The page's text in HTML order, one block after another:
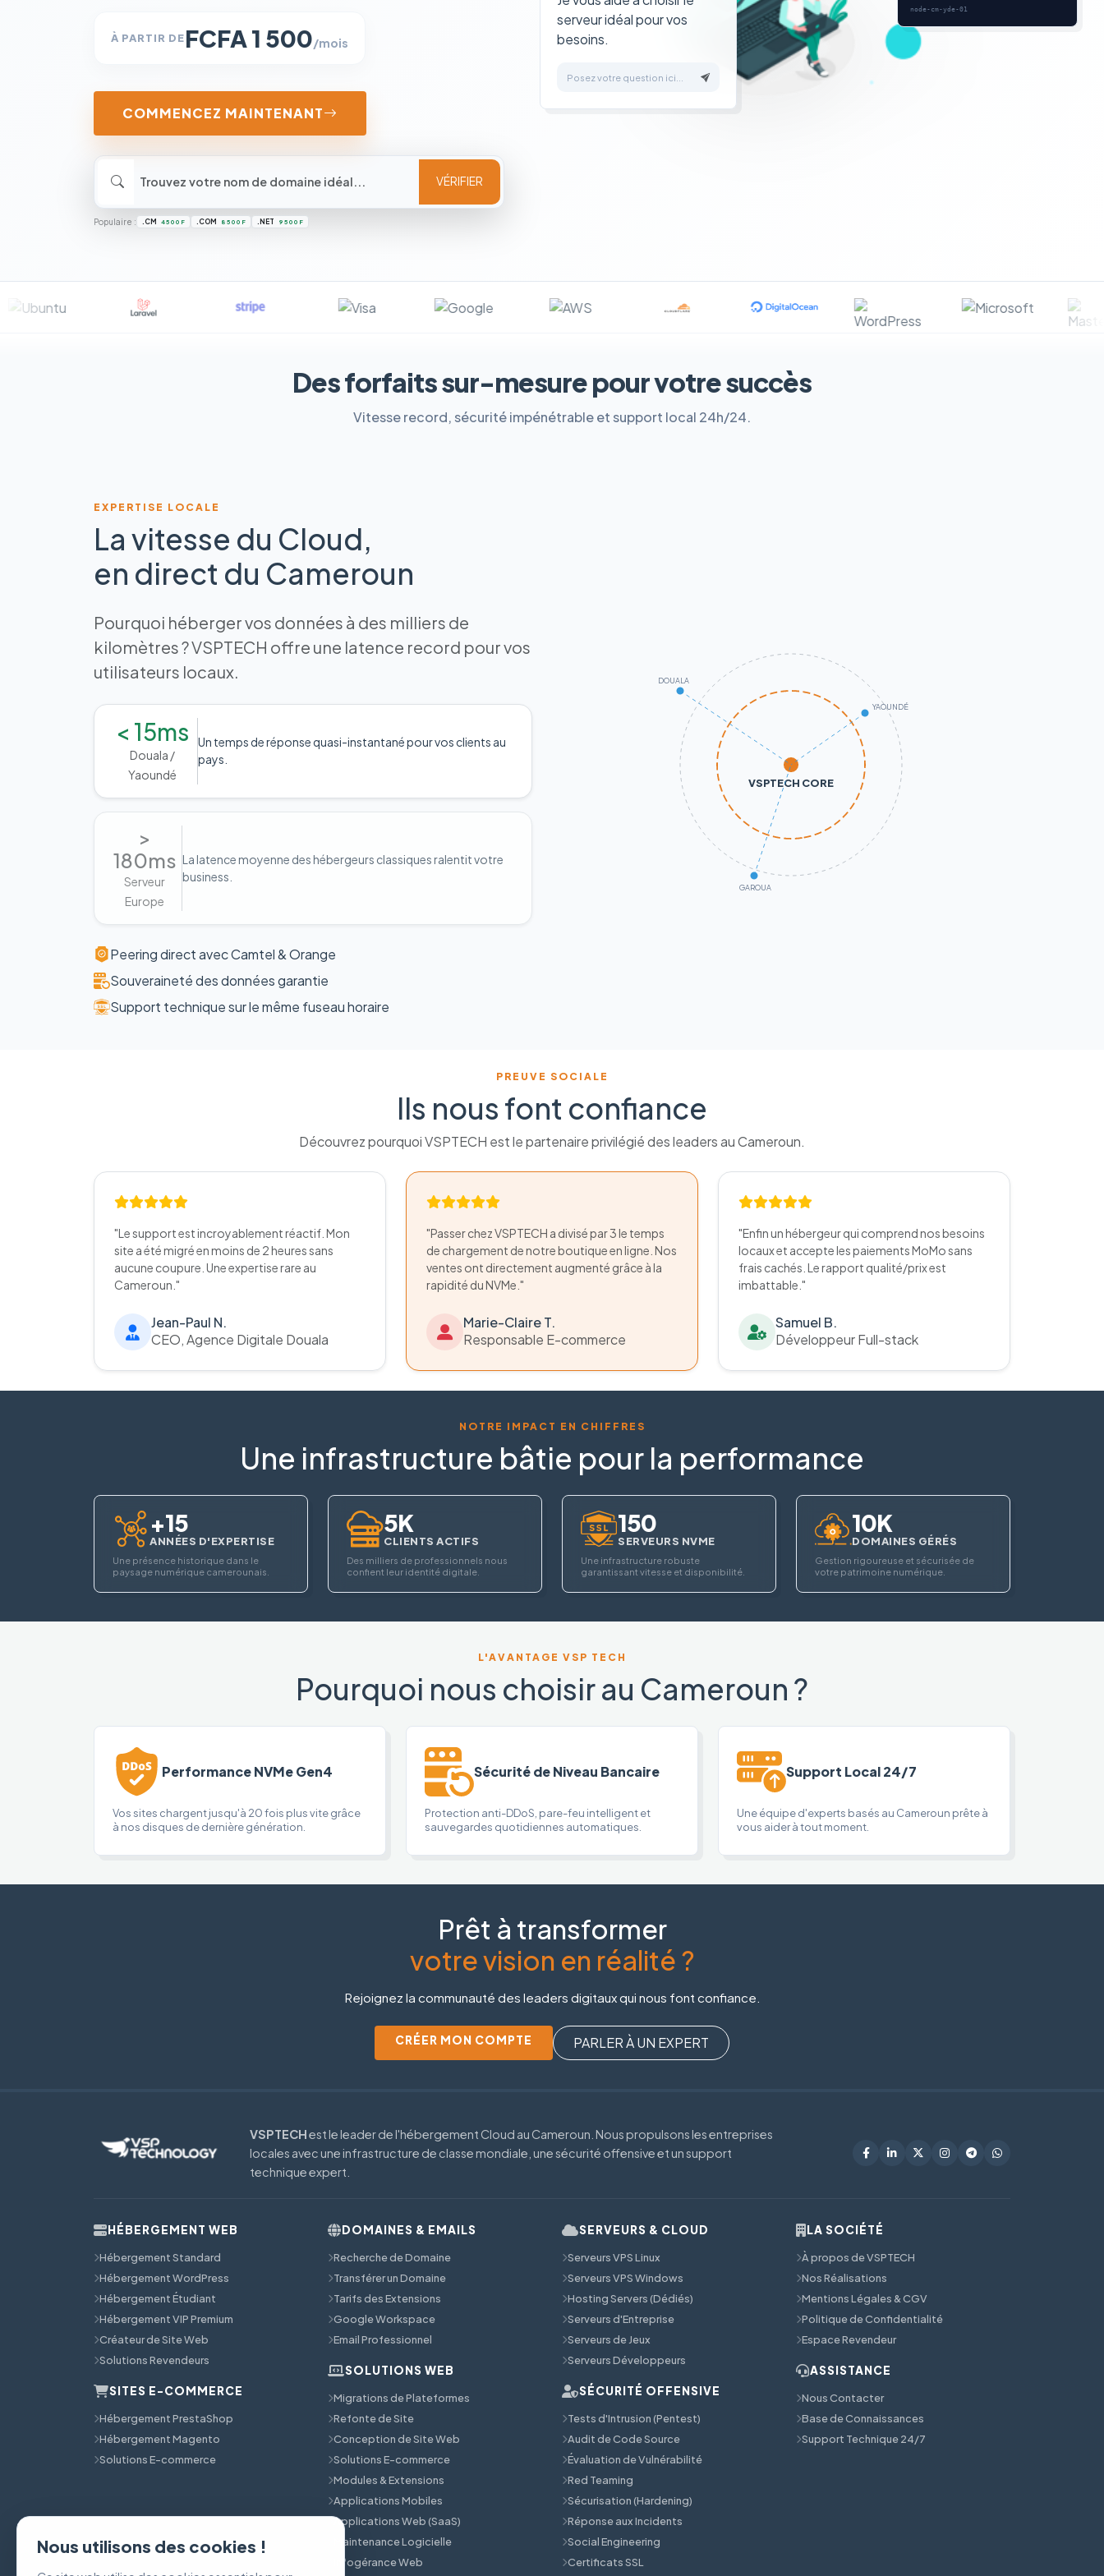
À PARTIR DEFCFA 1 500/mois
COMMENCEZ MAINTENANT
VÉRIFIER
Populaire : .CM 4 500 F .COM 8 500 F .NET 9 500 F
serveur idéal pour vos
besoins.
Posez votre question ici...
node-cm-yde-01
Des forfaits sur-mesure pour votre succès
Vitesse record, sécurité impénétrable et support local 24h/24.
EXPERTISE LOCALE
La vitesse du Cloud,
en direct du Cameroun
Pourquoi héberger vos données à des milliers de
kilomètres ? VSPTECH offre une latence record pour vos
utilisateurs locaux.
< 15ms
Douala /
Yaoundé
Un temps de réponse quasi-instantané pour vos clients au
pays.
>
180ms
Serveur
Europe
La latence moyenne des hébergeurs classiques ralentit votre
business.
Peering direct avec Camtel & Orange
Souveraineté des données garantie
Support technique sur le même fuseau horaire
VSPTECH CORE
DOUALA
YAOUNDÉ
GAROUA
PREUVE SOCIALE
Ils nous font confiance
Découvrez pourquoi VSPTECH est le partenaire privilégié des leaders au Cameroun.
"Le support est incroyablement réactif. Mon
site a été migré en moins de 2 heures sans
aucune coupure. Une expertise rare au
Cameroun."
Jean-Paul N.
CEO, Agence Digitale Douala
"Passer chez VSPTECH a divisé par 3 le temps
de chargement de notre boutique en ligne. Nos
ventes ont directement augmenté grâce à la
rapidité du NVMe."
Marie-Claire T.
Responsable E-commerce
"Enfin un hébergeur qui comprend nos besoins
locaux et accepte les paiements MoMo sans
frais cachés. Le rapport qualité/prix est
imbattable."
Samuel B.
Développeur Full-stack
NOTRE IMPACT EN CHIFFRES
Une infrastructure bâtie pour la performance
+15
ANNÉES D'EXPERTISE
Une présence historique dans le
paysage numérique camerounais.
5K
CLIENTS ACTIFS
Des milliers de professionnels nous
confient leur identité digitale.
150
SERVEURS NVME
Une infrastructure robuste
garantissant vitesse et disponibilité.
10K
DOMAINES GÉRÉS
Gestion rigoureuse et sécurisée de
votre patrimoine numérique.
L'AVANTAGE VSP TECH
Pourquoi nous choisir au Cameroun ?
Performance NVMe Gen4
Vos sites chargent jusqu'à 20 fois plus vite grâce
à nos disques de dernière génération.
Sécurité de Niveau Bancaire
Protection anti-DDoS, pare-feu intelligent et
sauvegardes quotidiennes automatiques.
Support Local 24/7
Une équipe d'experts basés au Cameroun prête à
vous aider à tout moment.
Prêt à transformer
votre vision en réalité ?
Rejoignez la communauté des leaders digitaux qui nous font confiance.
CRÉER MON COMPTE PARLER À UN EXPERT
VSPTECHest le leader de l'hébergement Cloud au Cameroun. Nous propulsons les entreprises
locales avec une infrastructure de classe mondiale, une sécurité offensive et un support
technique expert.
HÉBERGEMENT WEB
Hébergement Standard
Hébergement WordPress
Hébergement Étudiant
Hébergement VIP Premium
Créateur de Site Web
Solutions Revendeurs
SITES E-COMMERCE
Hébergement PrestaShop
Hébergement Magento
Solutions E-commerce
DOMAINES & EMAILS
Recherche de Domaine
Transférer un Domaine
Tarifs des Extensions
Google Workspace
Email Professionnel
SOLUTIONS WEB
Migrations de Plateformes
Refonte de Site
Conception de Site Web
Solutions E-commerce
Modules & Extensions
Applications Mobiles
Applications Web (SaaS)
Maintenance Logicielle
Infogérance Web
SERVEURS & CLOUD
Serveurs VPS Linux
Serveurs VPS Windows
Hosting Servers (Dédiés)
Serveurs d'Entreprise
Serveurs de Jeux
Serveurs Développeurs
SÉCURITÉ OFFENSIVE
Tests d'Intrusion (Pentest)
Audit de Code Source
Évaluation de Vulnérabilité
Red Teaming
Sécurisation (Hardening)
Réponse aux Incidents
Social Engineering
Certificats SSL
LA SOCIÉTÉ
À propos de VSPTECH
Nos Réalisations
Mentions Légales & CGV
Politique de Confidentialité
Espace Revendeur
ASSISTANCE
Nous Contacter
Base de Connaissances
Support Technique 24/7
Nous utilisons des cookies !